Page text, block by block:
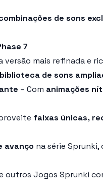
de sons
7
versão mais refinada e
biblioteca de sons
– Com animações
faixas únicas,
avanço na série
outros Jogos Sprunki